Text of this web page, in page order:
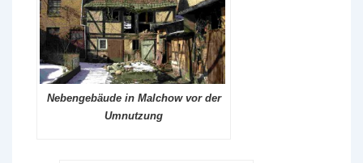
Nebengebäude in Malchow vor der
Umnutzung